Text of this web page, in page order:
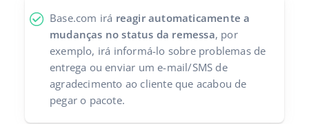
Base.com irá reagir automaticamente a
mudanças no status da remessa, por
exemplo, irá informá-lo sobre problemas de
entrega ou enviar um e-mail/SMS de
agradecimento ao cliente que acabou de
pegar o pacote.